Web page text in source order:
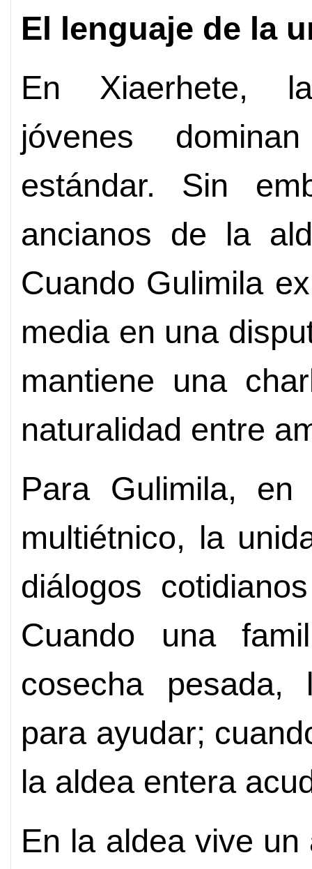
El lenguaje de la
En Xiaerhete,
jóvenes
estándar. Sin
ancianos de la
Cuando Gulimila
media en una
mantiene una
naturalidad entre
Para Gulimila, en
multiétnico, la
diálogos
Cuando una
cosecha pesada,
para ayudar;
la aldea entera
En la aldea vive